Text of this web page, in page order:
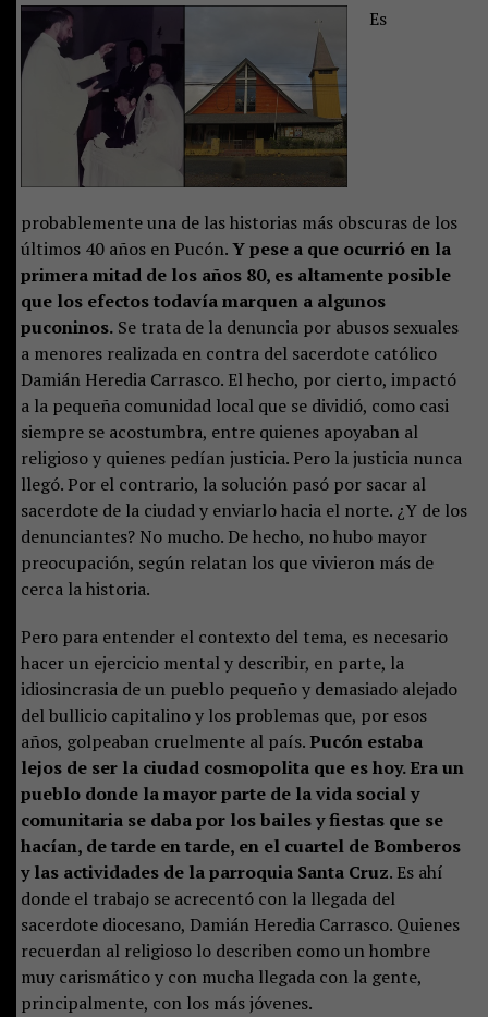
Es
probablemente una de las historias más obscuras de los
últimos 40 años en Pucón.Y pese a que ocurrió en la
primera mitad de los años 80, es altamente posible
que los efectos todavía marquen a algunos
puconinos.Se trata de la denuncia por abusos sexuales
a menores realizada en contra del sacerdote católico
Damián Heredia Carrasco. El hecho, por cierto, impactó
a la pequeña comunidad local que se dividió, como casi
siempre se acostumbra, entre quienes apoyaban al
religioso y quienes pedían justicia. Pero la justicia nunca
llegó. Por el contrario, la solución pasó por sacar al
sacerdote de la ciudad y enviarlo hacia el norte. ¿Y de los
denunciantes? No mucho. De hecho, no hubo mayor
preocupación, según relatan los que vivieron más de
cerca la historia.
Pero para entender el contexto del tema, es necesario
hacer un ejercicio mental y describir, en parte, la
idiosincrasia de un pueblo pequeño y demasiado alejado
del bullicio capitalino y los problemas que, por esos
años, golpeaban cruelmente al país. Pucón estaba
lejos de ser la ciudad cosmopolita que es hoy. Era un
pueblo donde la mayor parte de la vida social y
comunitaria se daba por los bailes y fiestas que se
hacían, de tarde en tarde, en el cuartel de Bomberos
y las actividades de la parroquia Santa Cruz. Es ahí
donde el trabajo se acrecentó con la llegada del
sacerdote diocesano, Damián Heredia Carrasco. Quienes
recuerdan al religioso lo describen como un hombre
muy carismático y con mucha llegada con la gente,
principalmente, con los más jóvenes.